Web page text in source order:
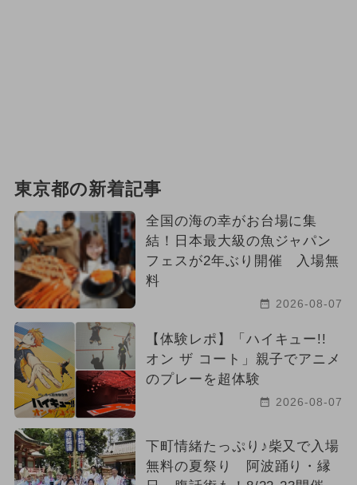
東京都の新着記事
全国の海の幸がお台場に集
結！日本最大級の魚ジャパン
フェスが2年ぶり開催 入場無
料
2026-08-07
【体験レポ】「ハイキュー!!
オン ザ コート」親子でアニメ
のプレーを超体験
2026-08-07
下町情緒たっぷり♪柴又で入場
無料の夏祭り 阿波踊り・縁